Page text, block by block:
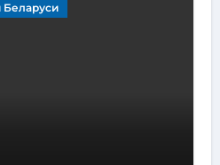
Беларуси